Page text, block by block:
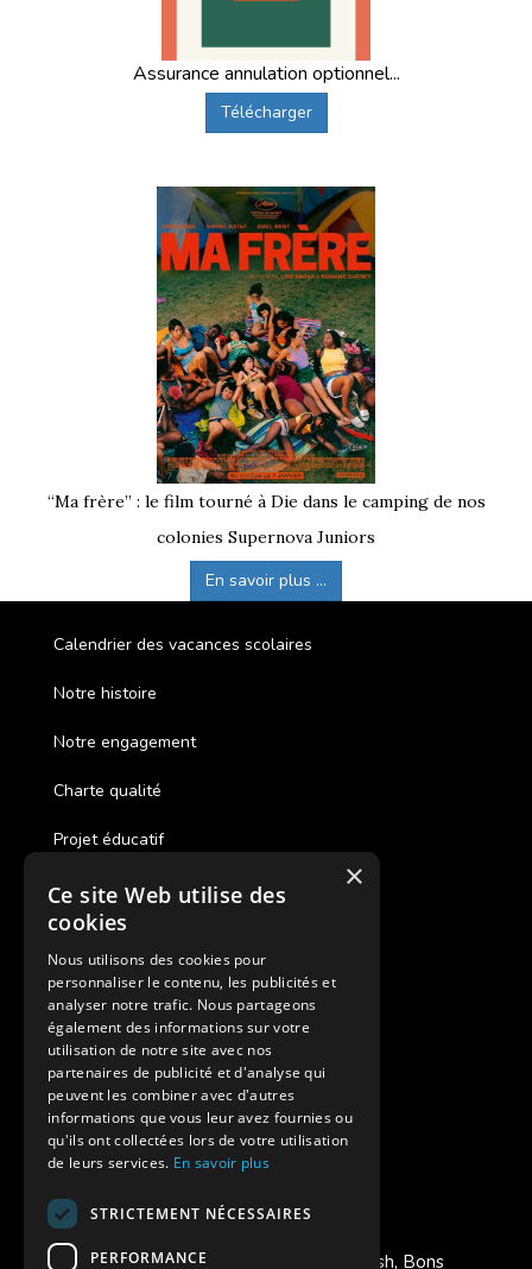
Assurance annulation optionnel...
Télécharger
“Ma frère” : le film tourné à Die dans le camping de nos
colonies Supernova Juniors
En savoir plus ...
Calendrier des vacances scolaires
Notre histoire
Notre engagement
Charte qualité
Projet éducatif
Des colonies de vacances inclusives
Assurances annulations
Aides financières pour partir en colonie
Charte de confidentialité
Vacances Adaptées Adulte Supernova
Modes de règlement acceptés
Chèque, Virement, Espèces, Mandats cash, Bons
×
Ce site Web utilise des
cookies
Nous utilisons des cookies pour
personnaliser le contenu, les publicités et
analyser notre trafic. Nous partageons
également des informations sur votre
utilisation de notre site avec nos
partenaires de publicité et d'analyse qui
peuvent les combiner avec d'autres
informations que vous leur avez fournies ou
qu'ils ont collectées lors de votre utilisation
de leurs services. En savoir plus
STRICTEMENT NÉCESSAIRES
PERFORMANCE